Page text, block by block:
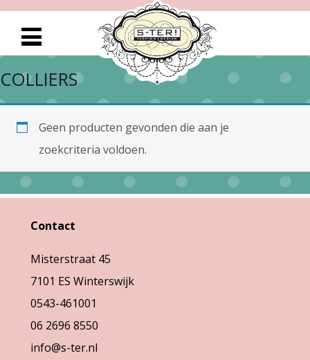
COLLIERS
Geen producten gevonden die aan je
zoekcriteria voldoen.
Contact
Misterstraat 45
7101 ES Winterswijk
0543-461001
06 2696 8550
info@s-ter.nl